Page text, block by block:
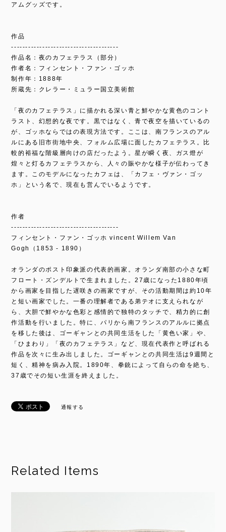
アムグッズです。
作品
--------------------------------------
作品名：夜のカフェテラス（部分）
作者名：フィンセント・ファン・ゴッホ
制作年：1888年
所蔵先：クレラー・ミュラー国立美術館
「夜のカフェテラス」に描かれる深い青と鮮やかな黄色のコント
ラスト、幻想的な夜です。黒ではなく、青で夜空を描いているの
が、ゴッホならではの表現方法です。ここは、南フランスのアル
ルにある旧市街地中央、フォルム広場に面したカフェテラス。比
較的裕福な階級層向けの店だったよう。星が瞬く夜、ガス燈が
煌々と灯るカフェテラスから、人々の賑やかな様子が伝わってき
ます。このモデルになったカフェは、「カフェ・ヴァン・ゴッ
ホ」という名で、現在も営んでいるようです。
作者
--------------------------------------
フィンセント・ファン・ゴッホ vincent Willem Van
Gogh（1853 - 1890）
オランダのポスト印象派の代表的画家。オランダ南部の小さな町
フロート・ズンデルトで生まれました。27歳になった1880年頃
から画家を目指した遅咲きの画家ですが、その活動期間は約10年
と短い画家でした。一番の理解者である弟テオに支えられなが
ら、大胆で鮮やかな色彩と感情的で独特のタッチで、精力的に創
作活動を行いました。特に、パリから南フランスのアルルに拠点
を移した後は、ゴーギャンとの共同生活をした「黄色い家」や、
「ひまわり」「夜のカフェテラス」など、現在代表作と呼ばれる
作品を次々に生み出しました。ゴーギャンとの共同生活は9週間と
短く、精神を病み入院。1890年、拳銃によって自らの命を絶ち、
37歳でその短い生涯を終えました。
通報する
Related Items